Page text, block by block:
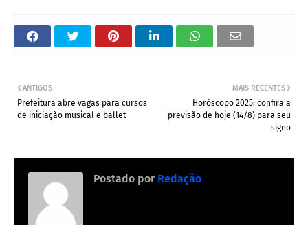
MAIS RECENTES
Horóscopo 2025: confira a
previsão de hoje (14/8) para seu
signo
ANTIGOS
Prefeitura abre vagas para cursos
de iniciação musical e ballet
Postado por Redação